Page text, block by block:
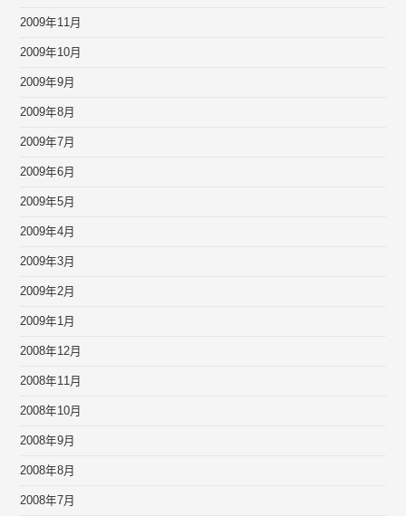
2009年11月
2009年10月
2009年9月
2009年8月
2009年7月
2009年6月
2009年5月
2009年4月
2009年3月
2009年2月
2009年1月
2008年12月
2008年11月
2008年10月
2008年9月
2008年8月
2008年7月